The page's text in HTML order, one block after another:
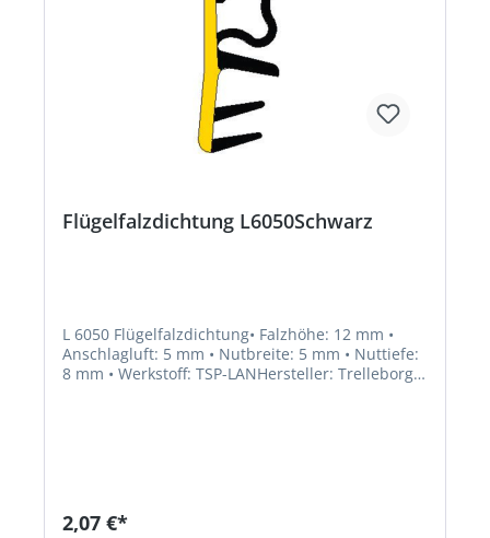
Flügelfalzdichtung L6050Schwarz
L 6050 Flügelfalzdichtung• Falzhöhe: 12 mm •
Anschlagluft: 5 mm • Nutbreite: 5 mm • Nuttiefe:
8 mm • Werkstoff: TSP-LANHersteller: Trelleborg
2,07 €*